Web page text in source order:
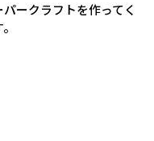
ークラフトを作ってく